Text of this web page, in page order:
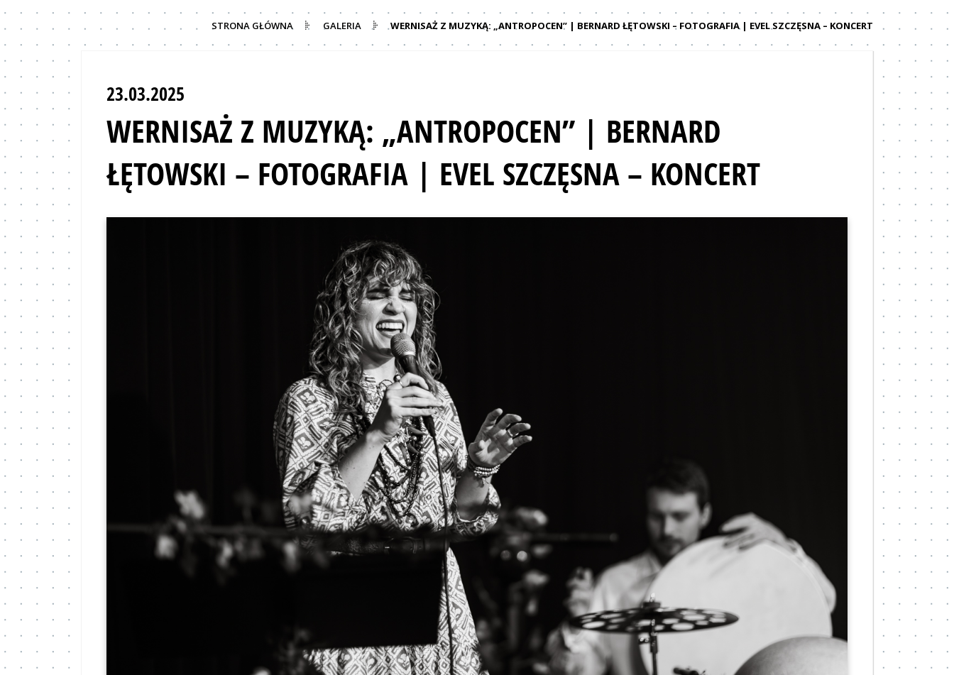
STRONA GŁÓWNA GALERIA WERNISAŻ Z MUZYKĄ: „ANTROPOCEN” | BERNARD ŁĘTOWSKI – FOTOGRAFIA | EVEL SZCZĘSNA – KONCERT
23.03.2025
WERNISAŻ Z MUZYKĄ: „ANTROPOCEN” | BERNARD
ŁĘTOWSKI – FOTOGRAFIA | EVEL SZCZĘSNA – KONCERT